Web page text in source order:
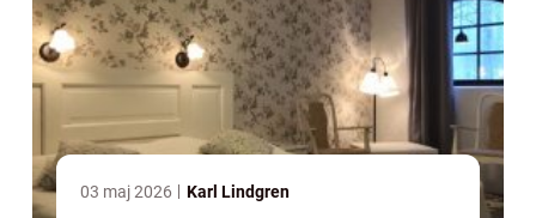
03 maj 2026 Karl Lindgren